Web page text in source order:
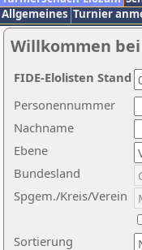
Allgemeines Turnier
Willkommen
Nachname
Ebene
Sortierung
Personennummer
Bundesland
Spgem./Kreis/Verein
FIDE-Elolisten Stand